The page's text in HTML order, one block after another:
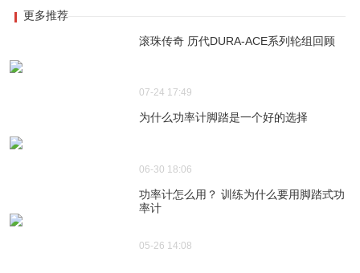
更多推荐
滚珠传奇 历代DURA-ACE系列轮组回顾
07-24 17:49
为什么功率计脚踏是一个好的选择
06-30 18:06
功率计怎么用？ 训练为什么要用脚踏式功
率计
05-26 14:08